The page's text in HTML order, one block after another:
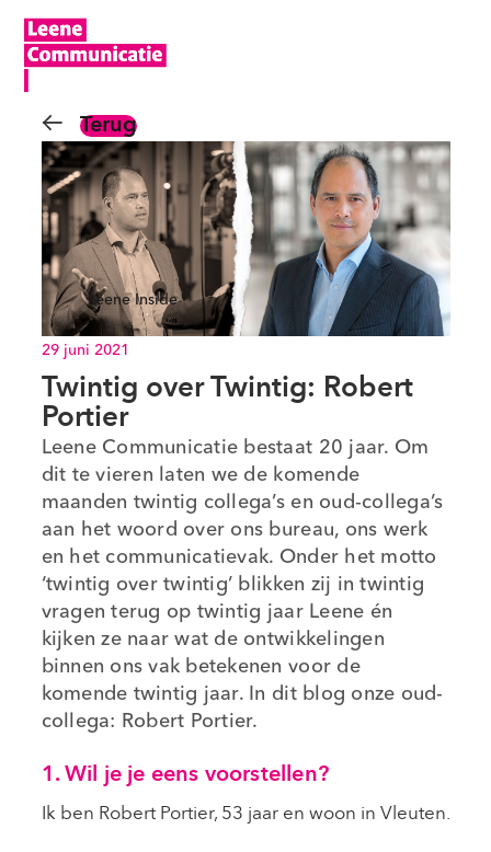
Terug
Leene Inside
29 juni 2021
Twintig over Twintig: Robert
Portier
Leene Communicatie bestaat 20 jaar. Om
dit te vieren laten we de komende
maanden twintig collega’s en oud-collega’s
aan het woord over ons bureau, ons werk
en het communicatievak. Onder het motto
‘twintig over twintig’ blikken zij in twintig
vragen terug op twintig jaar Leene én
kijken ze naar wat de ontwikkelingen
binnen ons vak betekenen voor de
komende twintig jaar. In dit blog onze oud-
collega: Robert Portier.
1. Wil je je eens voorstellen?
Ik ben Robert Portier, 53 jaar en woon in Vleuten.